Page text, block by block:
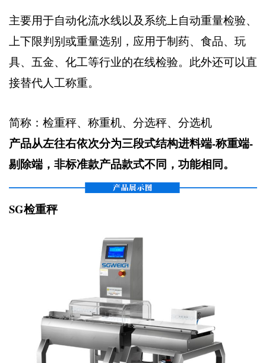
主要用于自动化流水线以及系统上自动重量检验、
上下限判别或重量选别，应用于制药、食品、玩
具、五金、化工等行业的在线检验。此外还可以直
接替代人工称重。
简称：检重秤、称重机、分选秤、分选机
产品从左往右依次分为三段式结构进料端-称重端-
剔除端，非标准款产品款式不同，功能相同。
SG检重秤